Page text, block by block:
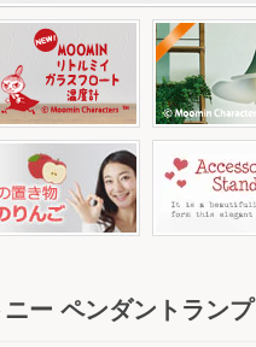
ニー ペンダントラン